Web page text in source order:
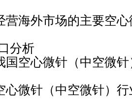
市场的主要空心
分析
微针（中空微针
（中空微针）行